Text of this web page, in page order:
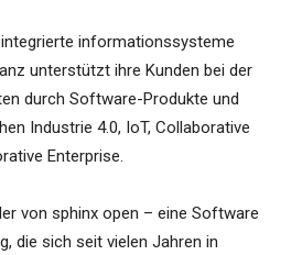
informationssysteme
unterstützt ihre Kunden bei der
durch Software-Produkte und
Industrie 4.0, IoT, Collaborative
Enterprise.
von sphinx open – eine Software
die sich seit vielen Jahren in